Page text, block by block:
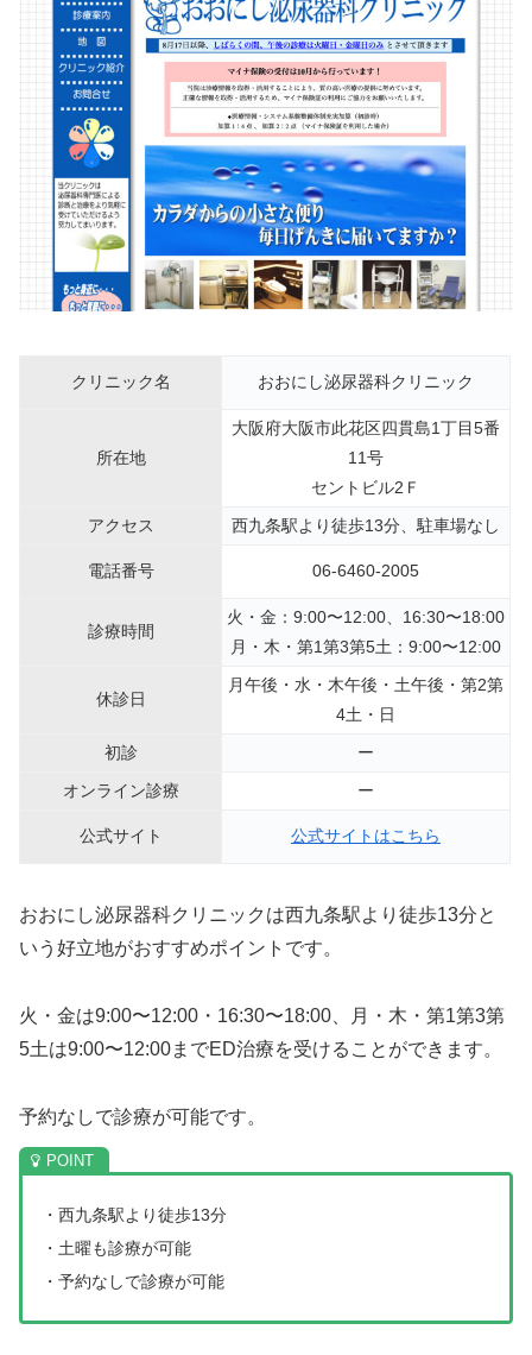
クリニック名 おおにし泌尿器科クリニック
所在地
大阪府大阪市此花区四貫島1丁目5番
11号
セントビル2Ｆ
アクセス
西九条駅より徒歩13分、駐車場なし
電話番号 06-6460-2005
診療時間
火・金：9:00〜12:00、16:30〜18:00
月・木・第1第3第5土：9:00〜12:00
休診日
月午後・水・木午後・土午後・第2第
4土・日
初診
ー
オンライン診療
ー
公式サイト 公式サイトはこちら
おおにし泌尿器科クリニックは西九条駅より徒歩13分と
いう好立地がおすすめポイントです。
火・金は9:00〜12:00・16:30〜18:00、月・木・第1第3第
5土は9:00〜12:00までED治療を受けることができます。
予約なしで診療が可能です。
・西九条駅より徒歩13分
・土曜も診療が可能
・予約なしで診療が可能